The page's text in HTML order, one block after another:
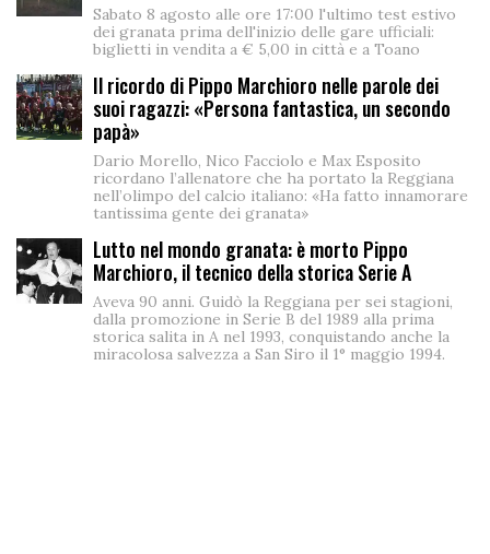
Sabato 8 agosto alle ore 17:00 l'ultimo test estivo
dei granata prima dell'inizio delle gare ufficiali:
biglietti in vendita a € 5,00 in città e a Toano
Il ricordo di Pippo Marchioro nelle parole dei
suoi ragazzi: «Persona fantastica, un secondo
papà»
Dario Morello, Nico Facciolo e Max Esposito
ricordano l’allenatore che ha portato la Reggiana
nell’olimpo del calcio italiano: «Ha fatto innamorare
tantissima gente dei granata»
Lutto nel mondo granata: è morto Pippo
Marchioro, il tecnico della storica Serie A
Aveva 90 anni. Guidò la Reggiana per sei stagioni,
dalla promozione in Serie B del 1989 alla prima
storica salita in A nel 1993, conquistando anche la
miracolosa salvezza a San Siro il 1° maggio 1994.